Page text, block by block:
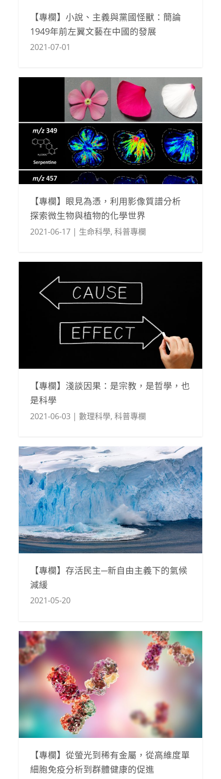
【專欄】小說、主義與黨國怪獸：簡論
1949年前左翼文藝在中國的發展
2021-07-01
【專欄】眼見為憑，利用影像質譜分析
探索微生物與植物的化學世界
2021-06-17| 生命科學, 科普專欄
【專欄】淺談因果：是宗教，是哲學，也
是科學
2021-06-03| 數理科學, 科普專欄
【專欄】存活民主─新自由主義下的氣候
減緩
2021-05-20
【專欄】從螢光到稀有金屬，從高維度單
細胞免疫分析到群體健康的促進